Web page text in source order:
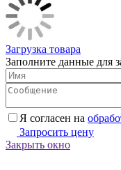
Загрузка товара
Заполните данные для
Я согласен на
Запросить цену
Закрыть окно